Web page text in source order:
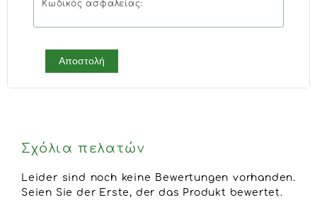
Κωδικός ασφαλείας:
Αποστολή
Σχόλια πελατών
Leider sind noch keine Bewertungen vorhanden.
Seien Sie der Erste, der das Produkt bewertet.